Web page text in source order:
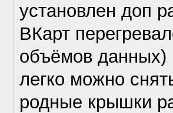
установлен доп
ВКарт
объёмов данных)
легко можно
родные крышки